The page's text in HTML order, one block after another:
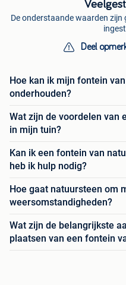
De onderstaande waarden zijn
Deel
Hoe kan ik mijn fontein
onderhouden?
Wat zijn de voordelen van
in mijn tuin?
Kan ik een fontein van
heb ik hulp nodig?
Hoe gaat natuursteen om
weersomstandigheden?
Wat zijn de belangrijkste
plaatsen van een fontein